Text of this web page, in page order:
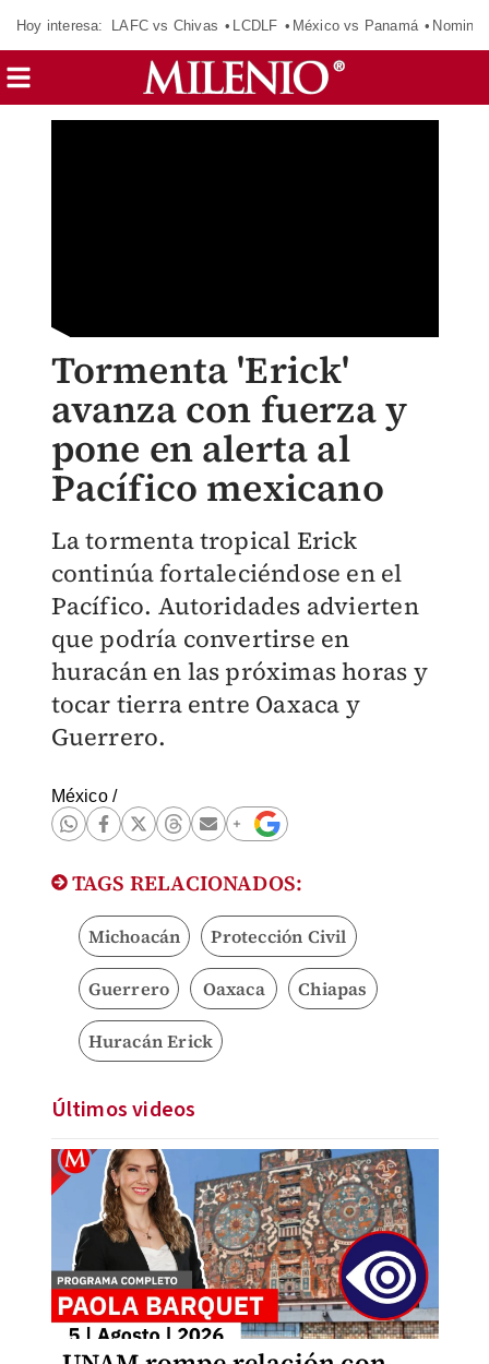
Hoy interesa: LAFC vs Chivas LCDLF México vs Panamá
Tormenta 'Erick'
avanza con fuerza y
pone en alerta al
Pacífico mexicano
La tormenta tropical Erick
continúa fortaleciéndose en el
Pacífico. Autoridades advierten
que podría convertirse en
huracán en las próximas horas y
tocar tierra entre Oaxaca y
Guerrero.
México/
TAGS RELACIONADOS:
Michoacán Protección Civil
Guerrero Oaxaca Chiapas
Huracán Erick
Últimos videos